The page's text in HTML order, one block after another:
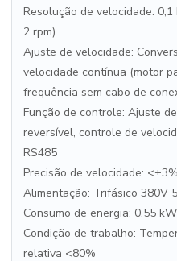
Resolução de velocidade:
2 rpm)
Ajuste de velocidade:
velocidade contínua (motor
frequência sem cabo de
Função de controle: Ajuste
reversível, controle de
RS485
Precisão de velocidade: <±3%
Alimentação: Trifásico 380V
Consumo de energia: 0,55 kW
Condição de trabalho:
relativa <80%